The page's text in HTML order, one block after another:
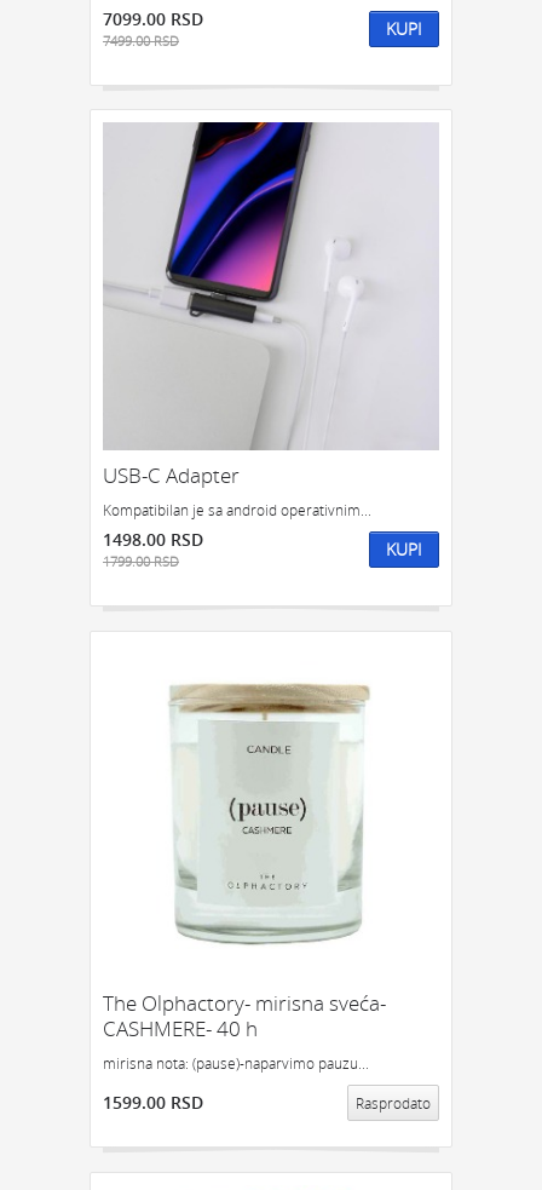
7099.00 RSD
7499.00 RSD
KUPI
USB-C Adapter
Kompatibilan je sa android operativnim...
1498.00 RSD
1799.00 RSD
KUPI
The Olphactory- mirisna sveća-
CASHMERE- 40 h
mirisna nota: (pause)-naparvimo pauzu...
1599.00 RSD Rasprodato